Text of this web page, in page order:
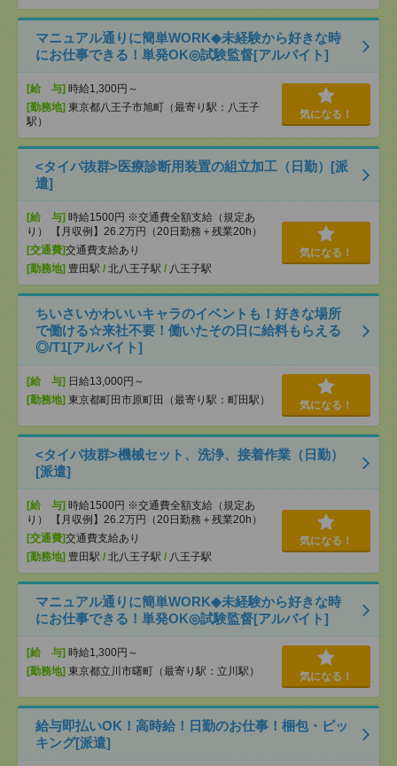
マニュアル通りに簡単WORK◆未経験から好きな時
にお仕事できる！単発OK◎試験監督[アルバイト]
[給 与] 時給1,300円～
[勤務地] 東京都八王子市旭町（最寄り駅：八王子
駅）
気になる！
<タイパ抜群>医療診断用装置の組立加工（日勤）[派
遣]
[給 与] 時給1500円 ※交通費全額支給（規定あ
り） 【月収例】26.2万円（20日勤務＋残業20h）
[交通費]交通費支給あり
[勤務地] 豊田駅 / 北八王子駅 / 八王子駅
気になる！
ちいさいかわいいキャラのイベントも！好きな場所
で働ける☆来社不要！働いたその日に給料もらえる
◎/T1[アルバイト]
[給 与] 日給13,000円～
[勤務地] 東京都町田市原町田（最寄り駅：町田駅） 気になる！
<タイパ抜群>機械セット、洗浄、接着作業（日勤）
[派遣]
[給 与] 時給1500円 ※交通費全額支給（規定あ
り） 【月収例】26.2万円（20日勤務＋残業20h）
[交通費]交通費支給あり
[勤務地] 豊田駅 / 北八王子駅 / 八王子駅
気になる！
マニュアル通りに簡単WORK◆未経験から好きな時
にお仕事できる！単発OK◎試験監督[アルバイト]
[給 与] 時給1,300円～
[勤務地] 東京都立川市曙町（最寄り駅：立川駅） 気になる！
給与即払いOK！高時給！日勤のお仕事！梱包・ピッ
キング[派遣]